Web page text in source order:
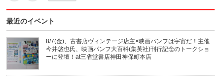
ク
し
て
達
へ
メ
ー
ル
で
送
信
ク
て
刷
(新
し
い
ウ
ィ
ン
ド
最近のイベント
8/7(金)、古書店ヴィンテージ店主×映画パンフは宇宙だ！主催
今井悠也氏、映画パンフ大百科(集英社)刊行記念のトークショ
ーに登壇！at三省堂書店神田神保町本店